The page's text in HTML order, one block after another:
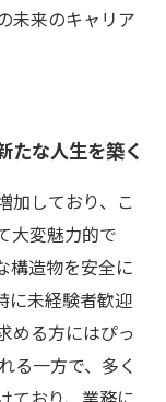
未来のキャリア
たな人生を築く
加しており、こ
大変魅力的で
構造物を安全に
に未経験者歓迎
める方にはぴっ
る一方で、多く